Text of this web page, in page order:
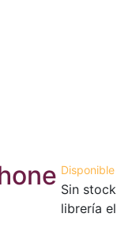
Sin
librería